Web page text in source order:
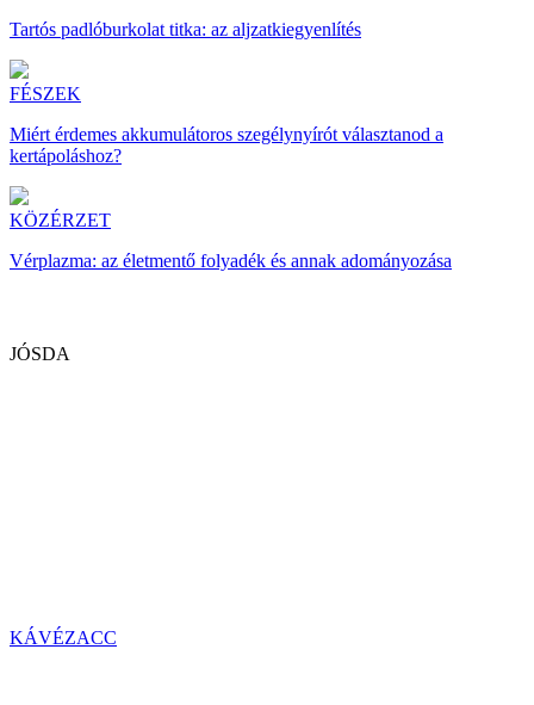
Tartós padlóburkolat titka: az aljzatkiegyenlítés
FÉSZEK
Miért érdemes akkumulátoros szegélynyírót választanod a
kertápoláshoz?
KÖZÉRZET
Vérplazma: az életmentő folyadék és annak adományozása
JÓSDA
KÁVÉZACC